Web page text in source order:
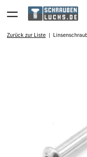
Zurück zur Liste